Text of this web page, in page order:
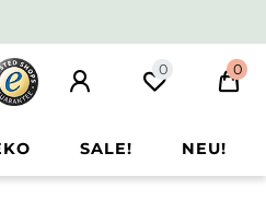
0 0
SALE! NEU!